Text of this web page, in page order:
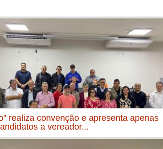
realiza convenção e apresenta apenas
a vereador...